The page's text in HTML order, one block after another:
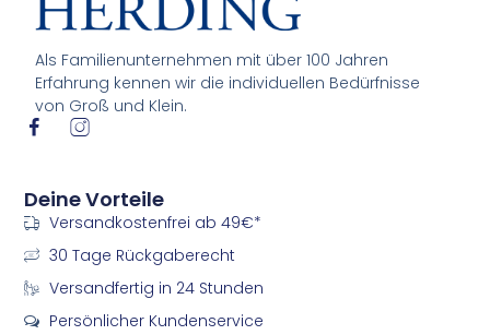
Als Familienunternehmen mit über 100 Jahren
Erfahrung kennen wir die individuellen Bedürfnisse
von Groß und Klein.
I
-
f
a
c
e
b
o
I
-
i
s
t
g
Deine Vorteile
Versandkostenfrei ab 49€*
30 Tage Rückgaberecht
Versandfertig in 24 Stunden
Persönlicher Kundenservice